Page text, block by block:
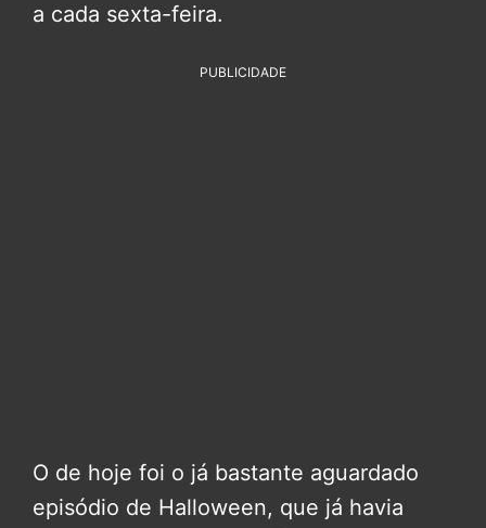
a cada sexta-feira.
PUBLICIDADE
O de hoje foi o já bastante aguardado
episódio de Halloween, que já havia